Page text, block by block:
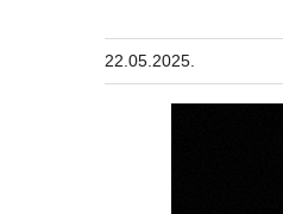
22.05.2025.